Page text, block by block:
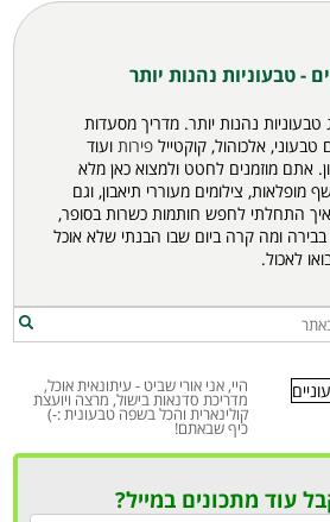
- טבעוניות נהנות יותר
טבעוניות נהנות יותר. מדריך מסעדות
אלכוהול, קוקטייל פירות ועוד
אתם מוזמנים לחטט ולמצוא כאן מלא
מופלאות, צילומים מעוררי תיאבון, וגם
התחלתי לחפש חותמות כשרות בסופר,
ומה קרה ביום שבו הבנתי שלא אוכל
לאכול.
היי, אני אורי שביט - עיתונאית אוכל,
מדריכת סדנאות בישול, מרצה ויועצת
קולינארית והכל בשפה טבעונית :-)
כיף שבאתם!
עוד מתכונים במייל?